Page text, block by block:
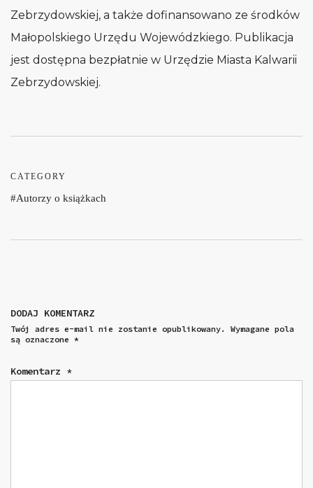
Zebrzydowskiej, a także dofinansowano ze środków
Małopolskiego Urzędu Wojewódzkiego. Publikacja
jest dostępna bezpłatnie w Urzędzie Miasta Kalwarii
Zebrzydowskiej.
CATEGORY
Autorzy o książkach
DODAJ KOMENTARZ
Twój adres e-mail nie zostanie opublikowany.
Wymagane pola
są oznaczone *
Komentarz *